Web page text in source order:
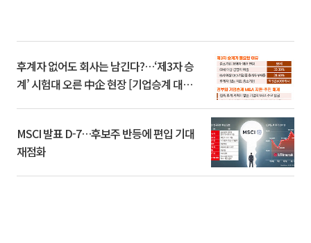
후계자 없어도 회사는 남긴다?…‘제3자 승
계’ 시험대 오른 中企 현장 [기업승계 대전
MSCI 발표 D-7…후보주 반등에 편입 기대
재점화